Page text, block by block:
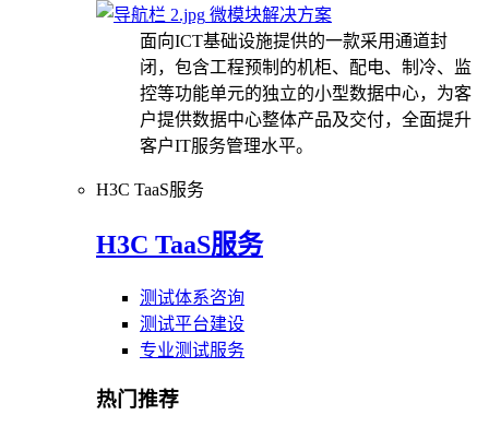
微模块解决方案
面向ICT基础设施提供的一款采用通道封
闭，包含工程预制的机柜、配电、制冷、监
控等功能单元的独立的小型数据中心，为客
户提供数据中心整体产品及交付，全面提升
客户IT服务管理水平。
H3C TaaS服务
H3C TaaS服务
测试体系咨询
测试平台建设
专业测试服务
热门推荐